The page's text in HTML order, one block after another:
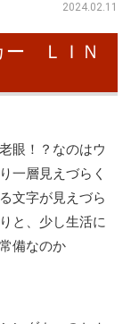
2024.02.11
ー ＬＩＮ
眼！？なのはウ
一層見えづらく
文字が見えづら
と、少し生活に
備なのか